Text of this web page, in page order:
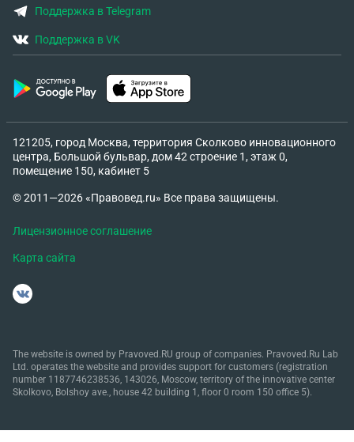
Поддержка в Telegram
Поддержка в VK
121205, город Москва, территория Сколково инновационного
центра, Большой бульвар, дом 42 строение 1, этаж 0,
помещение 150, кабинет 5
© 2011—2026 «Правовед.ru» Все права защищены.
Лицензионное соглашение
Карта сайта
The website is owned by Pravoved.RU group of companies. Pravoved.Ru Lab
Ltd. operates the website and provides support for customers (registration
number 1187746238536, 143026, Moscow, territory of the innovative center
Skolkovo, Bolshoy ave., house 42 building 1, floor 0 room 150 office 5).